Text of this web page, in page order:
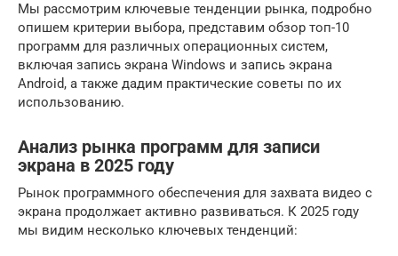
Мы рассмотрим ключевые тенденции рынка, подробно
опишем критерии выбора, представим обзор топ-10
программ для различных операционных систем,
включая запись экрана Windows и запись экрана
Android, а также дадим практические советы по их
использованию.
Анализ рынка программ для записи
экрана в 2025 году
Рынок программного обеспечения для захвата видео с
экрана продолжает активно развиваться. К 2025 году
мы видим несколько ключевых тенденций: